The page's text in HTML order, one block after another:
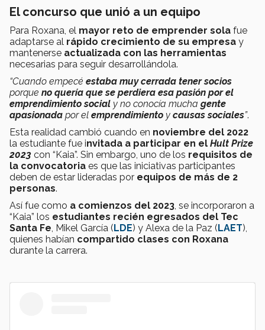
El concurso que unió a un equipo
Para Roxana, el mayor reto de emprender sola fue
adaptarse al rápido crecimiento de su empresa y
mantenerse actualizada con las herramientas
necesarias para seguir desarrollándola.
“Cuando empecé estaba muy cerrada tener socios
porque no quería que se perdiera esa pasión por el
emprendimiento social y no conocía mucha gente
apasionada por el emprendimiento y causas sociales”.
Esta realidad cambió cuando en noviembre del 2022
la estudiante fue invitada a participar en el Hult Prize
2023 con “Kaia”. Sin embargo, uno de los requisitos de
la convocatoria es que las iniciativas participantes
deben de estar lideradas por equipos de más de 2
personas.
Así fue como a comienzos del 2023, se incorporaron a
“Kaia” los estudiantes recién egresados del Tec
Santa Fe, Mikel García ( LDE) y Alexa de la Paz ( LAET),
quienes habían compartido clases con Roxana
durante la carrera.